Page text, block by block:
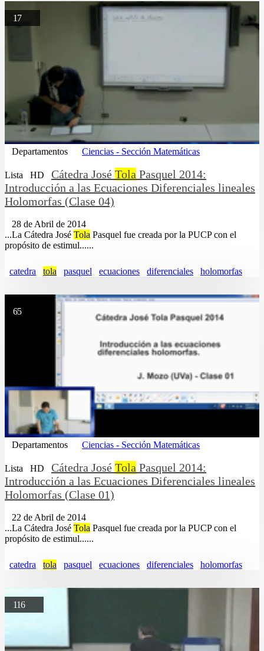
17
Departamentos Ciencias - Sección Matemáticas
Lista HD Cátedra José Tola Pasquel 2014:
Introducción a las Ecuaciones Diferenciales lineales
Holomorfas (Clase 04)
28 de Abril de 2014
...La Cátedra José Tola Pasquel fue creada por la PUCP con el
propósito de estimul......
catedra tola pasquel ecuaciones diferenciales holomorfas
65
Departamentos Ciencias - Sección Matemáticas
Lista HD Cátedra José Tola Pasquel 2014:
Introducción a las Ecuaciones Diferenciales lineales
Holomorfas (Clase 01)
22 de Abril de 2014
...La Cátedra José Tola Pasquel fue creada por la PUCP con el
propósito de estimul......
catedra tola pasquel ecuaciones diferenciales holomorfas
116